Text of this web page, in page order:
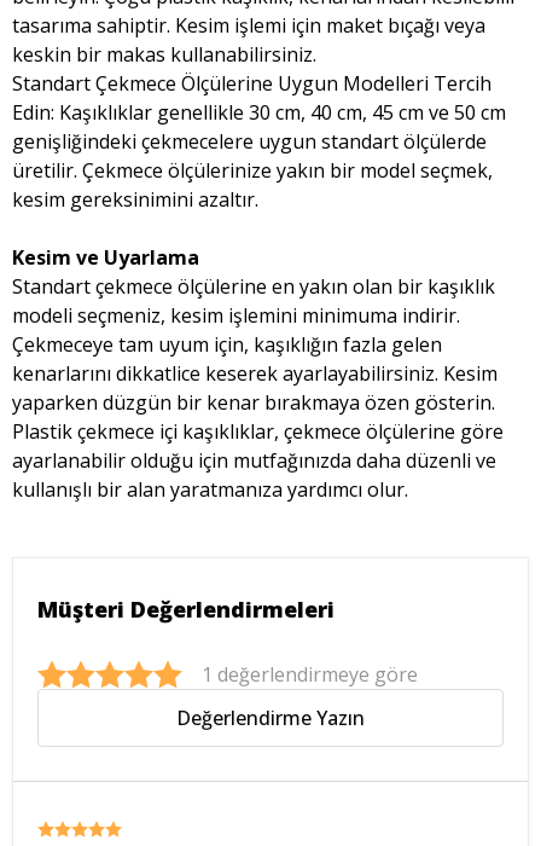
tasarıma sahiptir. Kesim işlemi için maket bıçağı veya
keskin bir makas kullanabilirsiniz.
Standart Çekmece Ölçülerine Uygun Modelleri Tercih
Edin: Kaşıklıklar genellikle 30 cm, 40 cm, 45 cm ve 50 cm
genişliğindeki çekmecelere uygun standart ölçülerde
üretilir. Çekmece ölçülerinize yakın bir model seçmek,
kesim gereksinimini azaltır.
Kesim ve Uyarlama
Standart çekmece ölçülerine en yakın olan bir kaşıklık
modeli seçmeniz, kesim işlemini minimuma indirir.
Çekmeceye tam uyum için, kaşıklığın fazla gelen
kenarlarını dikkatlice keserek ayarlayabilirsiniz. Kesim
yaparken düzgün bir kenar bırakmaya özen gösterin.
Plastik çekmece içi kaşıklıklar, çekmece ölçülerine göre
ayarlanabilir olduğu için mutfağınızda daha düzenli ve
kullanışlı bir alan yaratmanıza yardımcı olur.
Müşteri Değerlendirmeleri
1 değerlendirmeye göre
Değerlendirme Yazın